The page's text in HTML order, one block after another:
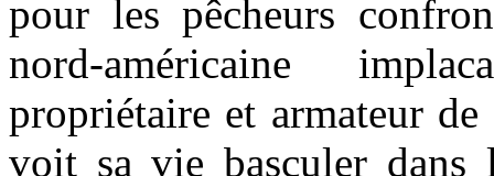
pour les pêcheurs
nord-américaine
propriétaire et armateur
voit sa vie basculer dans